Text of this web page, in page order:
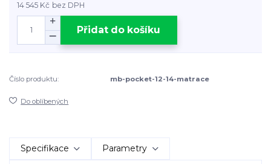
14 545 Kč bez DPH
Přidat do košíku
Číslo produktu: mb-pocket-12-14-matrace
Do oblíbených
Specifikace Parametry